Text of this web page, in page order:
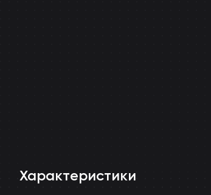
Характеристики